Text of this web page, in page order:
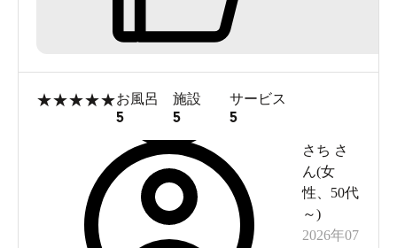
滝のように出てくる飲み水も面白く、キンキンに
冷えていておいしかったです。
★★★★★お風呂
5
施設
5
サービス
5
さち さ
ん(女
性、 50代
～)
2026年07